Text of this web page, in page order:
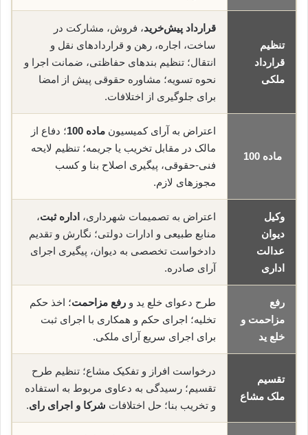
تنظیم
قرارداد
ملکی
قرارداد پیش‌خرید، فروش، مشارکت در
ساخت، اجاره، رهن و قراردادهای نقل و
انتقال؛ تنظیم بندهای حفاظتی، ضمانت اجرا و
نحوه تسویه؛ مشاوره حقوقی پیش از امضا
برای جلوگیری از اختلافات.
ماده 100
اعتراض به آرای کمیسیون ماده 100
؛ دفاع از
مالک در مقابل تخریب یا جریمه؛ تنظیم لایحه
فنی-حقوقی، پیگیری اصلاح بنا و کسب
مجوزهای لازم.
وکیل
دیوان
عدالت
اداری
اعتراض به تصمیمات شهرداری، اداره ثبت،
منابع طبیعی و ادارات دولتی؛ نگارش و تقدیم
دادخواست تخصصی به دیوان، پیگیری اجرای
آرای صادره.
رفع
مزاحمت و
خلع ید
طرح دعوای خلع ید و رفع مزاحمت؛ اخذ حکم
تخلیه؛ اجرای حکم و همکاری با اجرای ثبت
برای اجرای سریع آرای ملکی.
تقسیم
ملک مشاع
درخواست افراز و تفکیک مشاع؛ تنظیم طرح
تقسیم؛ رسیدگی به دعاوی مربوط به استفاده
و تخریب بنا؛ حل اختلافات شرکا و اجرای رای.